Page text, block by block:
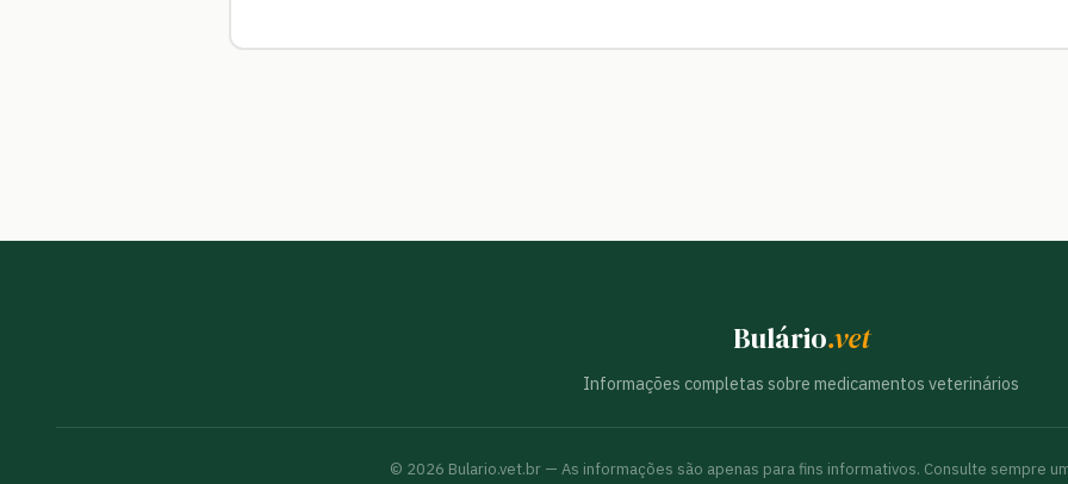
Bulário.vet
Informações completas sobre medicamentos veterinários
© 2026 Bulario.vet.br — As informações são apenas para fins informativos. Consulte sempre